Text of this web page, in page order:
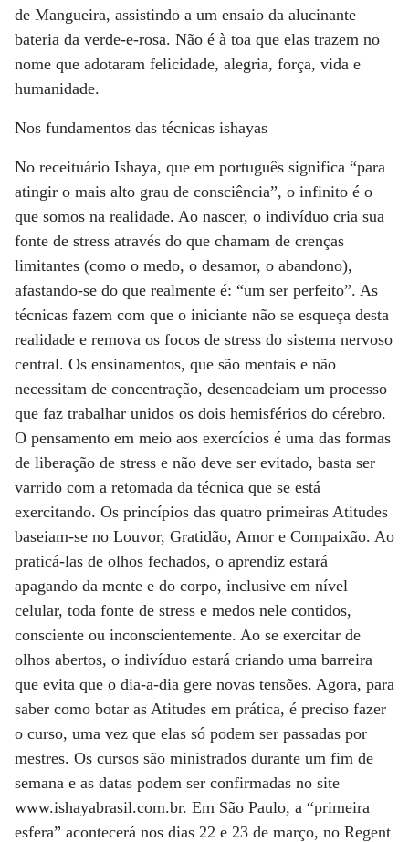
de Mangueira, assistindo a um ensaio da alucinante
bateria da verde-e-rosa. Não é à toa que elas trazem no
nome que adotaram felicidade, alegria, força, vida e
humanidade.
Nos fundamentos das técnicas ishayas
No receituário Ishaya, que em português significa “para
atingir o mais alto grau de consciência”, o infinito é o
que somos na realidade. Ao nascer, o indivíduo cria sua
fonte de stress através do que chamam de crenças
limitantes (como o medo, o desamor, o abandono),
afastando-se do que realmente é: “um ser perfeito”. As
técnicas fazem com que o iniciante não se esqueça desta
realidade e remova os focos de stress do sistema nervoso
central. Os ensinamentos, que são mentais e não
necessitam de concentração, desencadeiam um processo
que faz trabalhar unidos os dois hemisférios do cérebro.
O pensamento em meio aos exercícios é uma das formas
de liberação de stress e não deve ser evitado, basta ser
varrido com a retomada da técnica que se está
exercitando. Os princípios das quatro primeiras Atitudes
baseiam-se no Louvor, Gratidão, Amor e Compaixão. Ao
praticá-las de olhos fechados, o aprendiz estará
apagando da mente e do corpo, inclusive em nível
celular, toda fonte de stress e medos nele contidos,
consciente ou inconscientemente. Ao se exercitar de
olhos abertos, o indivíduo estará criando uma barreira
que evita que o dia-a-dia gere novas tensões. Agora, para
saber como botar as Atitudes em prática, é preciso fazer
o curso, uma vez que elas só podem ser passadas por
mestres. Os cursos são ministrados durante um fim de
semana e as datas podem ser confirmadas no site
www.ishayabrasil.com.br. Em São Paulo, a “primeira
esfera” acontecerá nos dias 22 e 23 de março, no Regent